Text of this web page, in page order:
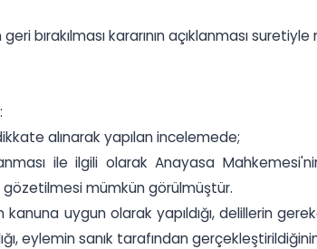
bırakılması kararının açıklanması
alınarak yapılan incelemede;
ile ilgili olarak Anayasa
mümkün görülmüştür.
uygun olarak yapıldığı, delillerin
eylemin sanık tarafından